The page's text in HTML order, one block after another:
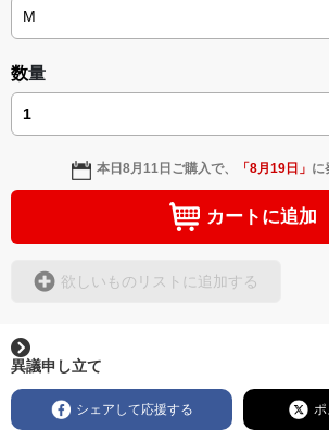
数量
本日8月11日 ご購入で、 「8月19日 」 に
カートに追加
欲しいものリストに追加する
異議申し立て
シェアして応援する